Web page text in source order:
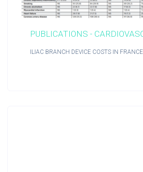
PUBLICATIONS -
ILIAC BRANCH DEVICE COSTS IN FRANCE